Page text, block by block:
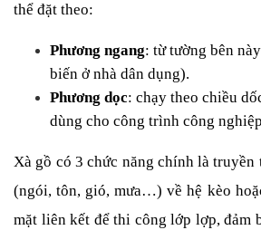
thể đặt theo:
Phương ngang: từ tường bên
biến ở nhà dân dụng).
Phương dọc: chạy theo chiều
dùng cho công trình công
Xà gồ có 3 chức năng chính là
(ngói, tôn, gió, mưa…) về hệ kèo
mặt liên kết để thi công lớp lợp, đảm